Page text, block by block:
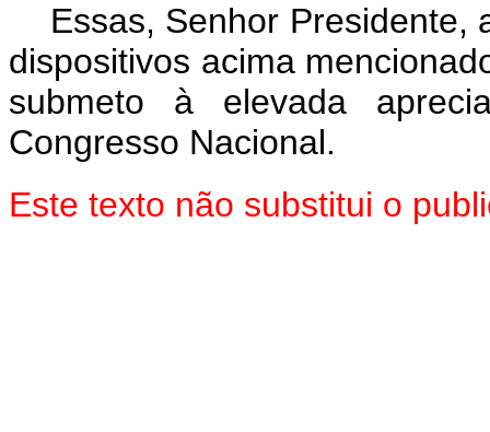
Essas, Senhor Presidente,
dispositivos acima
submeto à elevada
Congresso Nacional.
Este texto não substitui o